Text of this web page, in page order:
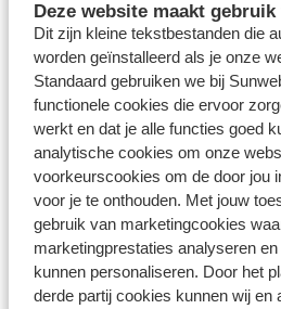
Deze website maakt
Dit zijn kleine tekstbestanden die
worden geïnstalleerd als je onze
Standaard gebruiken we bij
functionele cookies die ervoor
werkt en dat je alle functies goed
analytische cookies om onze
voorkeurscookies om de door jou
voor je te onthouden. Met jouw
gebruik van marketingcookies
marketingprestaties analyseren
kunnen personaliseren. Door het
derde partij cookies kunnen wij en
Heb jij jouw
gevonden?
Whatsapp ons!